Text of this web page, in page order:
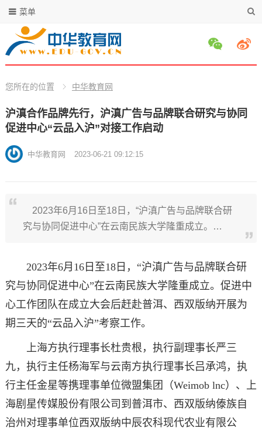
菜单
您所在的位置 中华教育网
沪滇合作品牌先行，沪滇广告与品牌联合研究与协同
促进中心“云品入沪”对接工作启动
中华教育网 2023-06-21 09:12:15
2023年6月16日至18日，“沪滇广告与品牌联合研
究与协同促进中心”在云南民族大学隆重成立。…
2023年6月16日至18日，“沪滇广告与品牌联合研
究与协同促进中心”在云南民族大学隆重成立。促进中
心工作团队在成立大会后赶赴普洱、西双版纳开展为
期三天的“云品入沪”考察工作。
上海方执行理事长杜贵根，执行副理事长严三
九，执行主任杨海军与云南方执行理事长吕承鸿，执
行主任金星等携理事单位微盟集团（Weimob lnc）、上
海剧星传媒股份有限公司到普洱市、西双版纳傣族自
治州对理事单位西双版纳中辰农科现代农业有限公